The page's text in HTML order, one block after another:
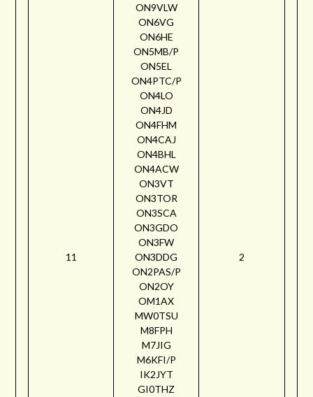
11
ON9VLW
ON6VG
ON6HE
ON5MB/P
ON5EL
ON4PTC/P
ON4LO
ON4JD
ON4FHM
ON4CAJ
ON4BHL
ON4ACW
ON3VT
ON3TOR
ON3SCA
ON3GDO
ON3FW
ON3DDG
ON2PAS/P
ON2OY
OM1AX
MW0TSU
M8FPH
M7JIG
M6KFI/P
IK2JYT
GI0THZ
2